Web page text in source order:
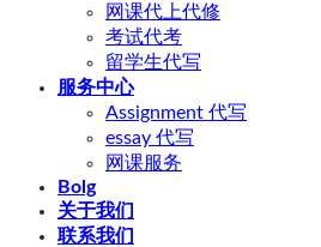
网课代上代修
考试代考
留学生代写
服务中心
Assignment 代写
essay 代写
网课服务
Bolg
关于我们
联系我们